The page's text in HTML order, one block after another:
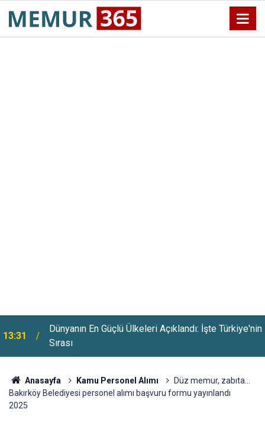
13:31
Dünyanın En Güçlü Ülkeleri Açıklandı: İşte Türkiye'nin
Sırası
Anasayfa Kamu Personel Alımı
Düz memur, zabıta...
Bakırköy Belediyesi personel alımı başvuru formu yayınlandı
2025